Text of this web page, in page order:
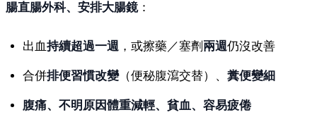
腸直腸外科、安排大腸鏡：
出血持續超過一週 ，或擦藥／塞劑 兩週仍沒改善
合併排便習慣改變（便秘腹瀉交替）、糞便變細
腹痛、不明原因體重減輕、貧血、容易疲倦